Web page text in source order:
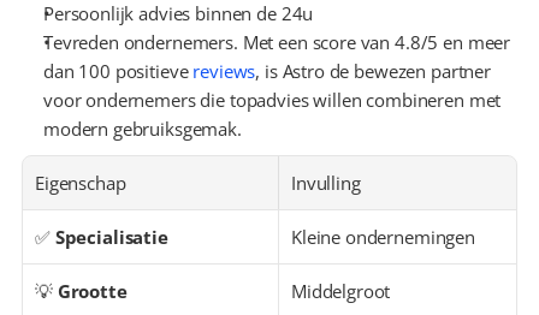
Persoonlijk advies binnen de 24u
Tevreden ondernemers. Met een score van 4.8/5 en meer
dan 100 positieve reviews, is Astro de bewezen partner
voor ondernemers die topadvies willen combineren met
modern gebruiksgemak.
Eigenschap Invulling
✅ Specialisatie Kleine ondernemingen
💡 Grootte Middelgroot